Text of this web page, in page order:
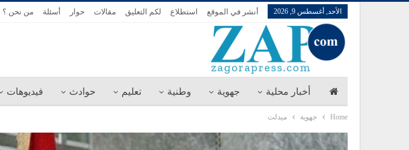
الأحد, أغسطس 9, 2026 أنشر في الموقع استطلاع لكم التعليق مقالات حوار أسئلة من نحن ؟
أخبار محلية جهوية وطنية تعليم حوادث فيديوهات
Home جهوية ميدلت